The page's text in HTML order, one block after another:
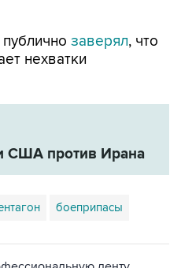
заверял, что
нехватки
США против Ирана
боеприпасы